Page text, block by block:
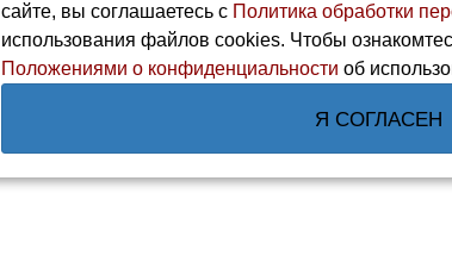
сайте, вы соглашаетесь с Политика обработки
использования файлов cookies. Чтобы
Положениями о конфиденциальности об
Я СОГЛАСЕН